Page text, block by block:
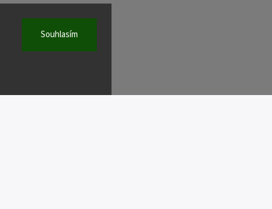
Souhlasím